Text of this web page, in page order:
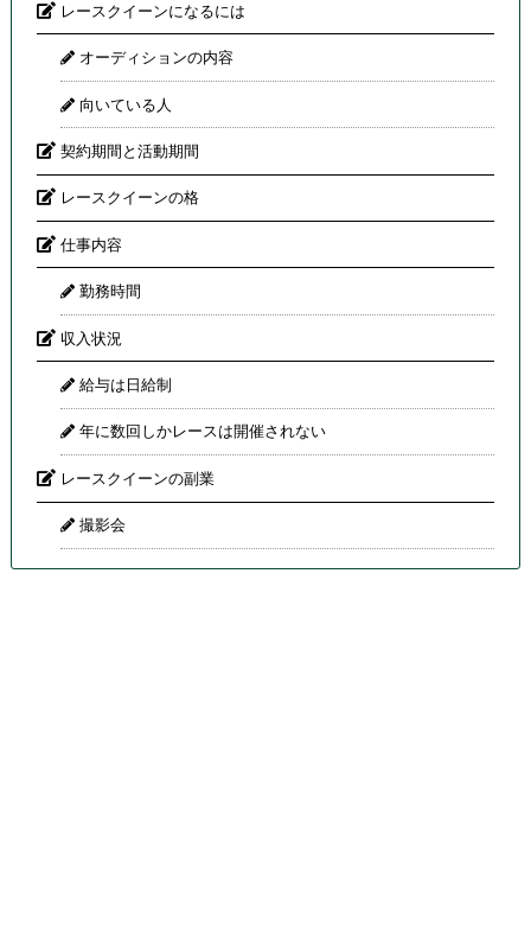
レースクイーンになるには
オーディションの内容
向いている人
契約期間と活動期間
レースクイーンの格
仕事内容
勤務時間
収入状況
給与は日給制
年に数回しかレースは開催されない
レースクイーンの副業
撮影会